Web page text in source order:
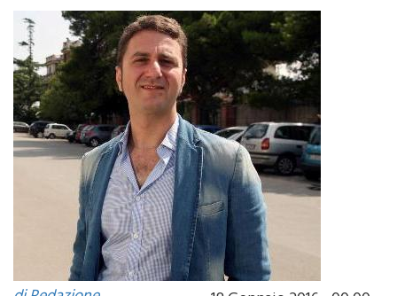
di Redazione
18 Gennaio 2016 - 00:00